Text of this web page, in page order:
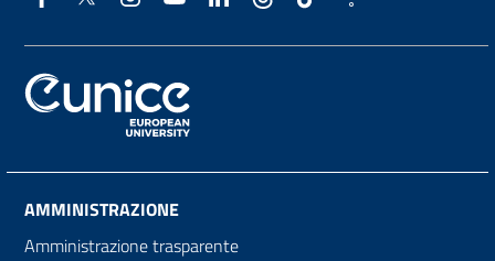
AMMINISTRAZIONE
Amministrazione trasparente